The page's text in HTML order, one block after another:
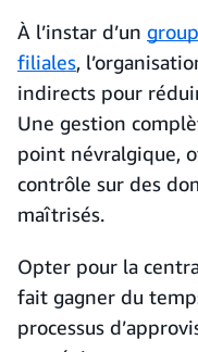
À l’instar d’un
filiales,
indirects pour
Une gestion
point névralgique,
contrôle sur des
maîtrisés.
Opter pour la
fait gagner du
processus